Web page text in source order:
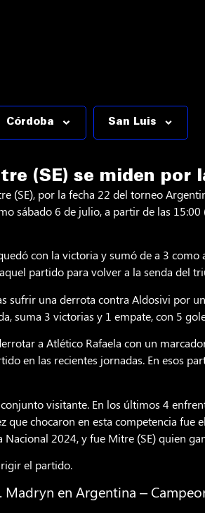
Córdoba San Luis
(SE) se miden por
(SE), por la fecha 22 del torneo
sábado 6 de julio, a partir de las
con la victoria y sumó de a 3
partido para volver a la senda del
sufrir una derrota contra Aldosivi por
suma 3 victorias y 1 empate, con 5
a Atlético Rafaela con un
en las recientes jornadas. En esos
visitante. En los últimos 4
que chocaron en esta competencia fue
2024, y fue Mitre (SE) quien
el partido.
en Argentina –